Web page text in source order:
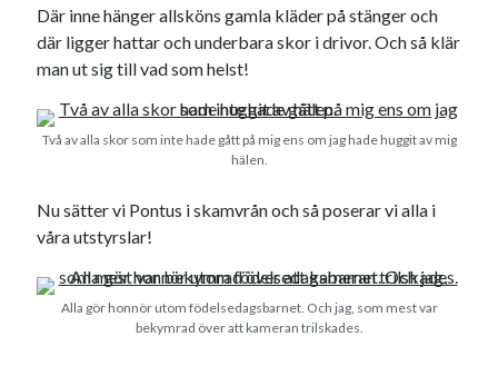
Den stora bloggläsarvärvsveckan
Godisbrödet från himlen
Köttfärslimpan på allas läppar
Lotten som Sommarpratare (i fantasin alltså: grupp på FB)
Vad ska du laga för mat idag? (Recept!)
Meta
Flöde för inlägg
Flöde för kommentarer
Där inne hänger allsköns gamla kläder på stänger och
där ligger hattar och underbara skor i drivor. Och så klär
man ut sig till vad som helst!
Två av alla skor som inte hade gått på mig ens om jag hade huggit av mig
hälen.
Nu sätter vi Pontus i skamvrån och så poserar vi alla i
våra utstyrslar!
Alla gör honnör utom födelsedagsbarnet. Och jag, som mest var
bekymrad över att kameran trilskades.